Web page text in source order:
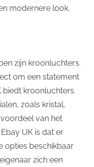
modernere look.
zijn kroonluchters.
om een statement
biedt kroonluchters
zoals kristal,
van het
UK is dat er
opties beschikbaar
zich een